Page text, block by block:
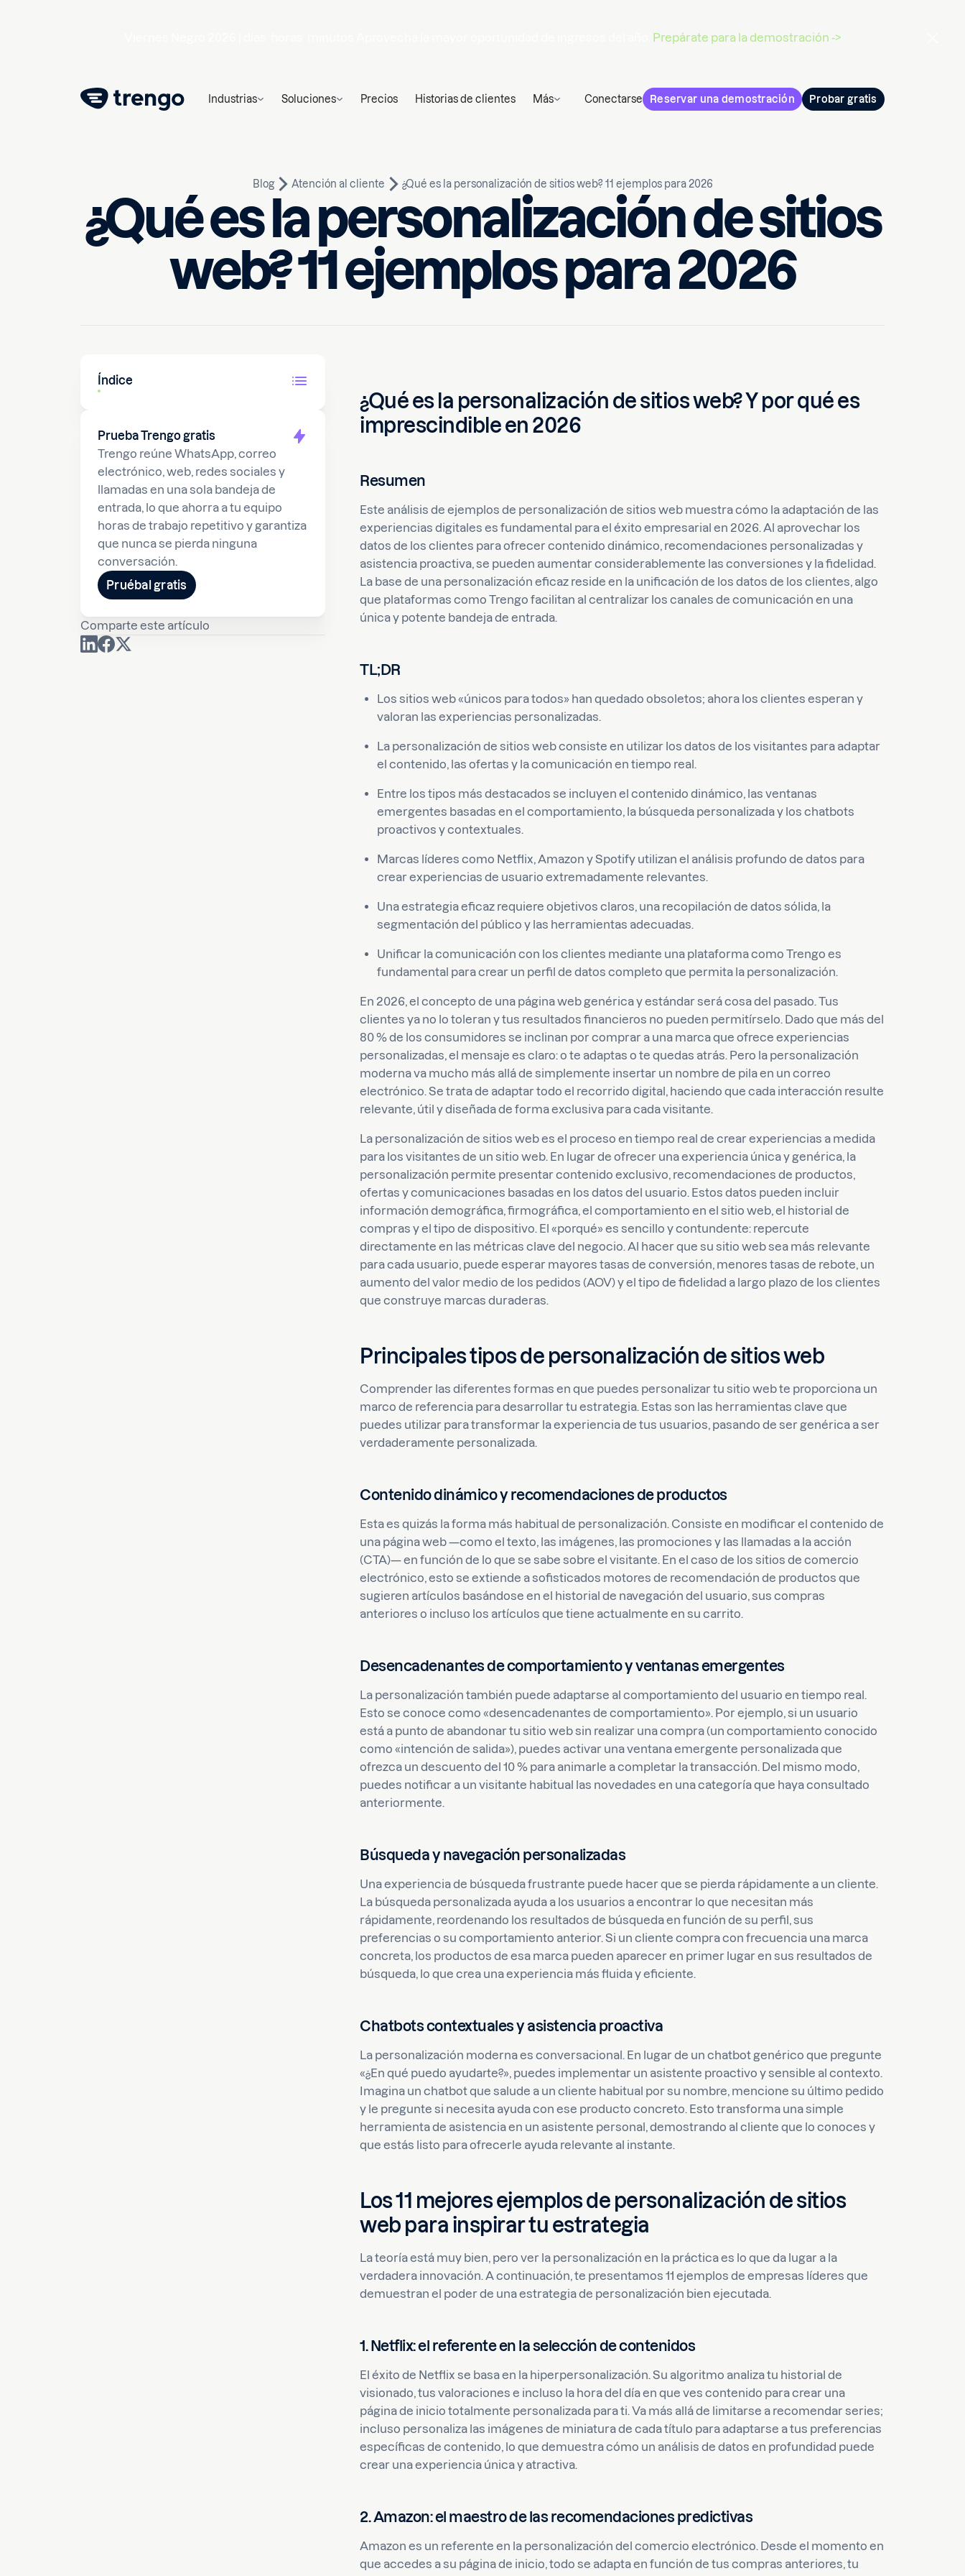
Prepárate para la demostración ->
Industrias Soluciones Precios Historias de clientes Más Conectarse Reservar una demostración Probar gratis
Blog Atención al cliente ¿Qué es la personalización de sitios web? 11 ejemplos para 2026
¿Qué es la personalización de sitios
web? 11 ejemplos para 2026
26 de mayo de 2026 10min de lectura
Escrito por
Melike
Índice
Prueba Trengo gratis
Trengo reúne WhatsApp, correo
electrónico, web, redes sociales y
llamadas en una sola bandeja de
entrada, lo que ahorra a tu equipo
horas de trabajo repetitivo y garantiza
que nunca se pierda ninguna
conversación.
Pruébal gratis
Comparte este artículo
¿Qué es la personalización de sitios web? Y por qué es
imprescindible en 2026
Resumen
Este análisis de ejemplos de personalización de sitios web muestra cómo la adaptación de las
experiencias digitales es fundamental para el éxito empresarial en 2026. Al aprovechar los
datos de los clientes para ofrecer contenido dinámico, recomendaciones personalizadas y
asistencia proactiva, se pueden aumentar considerablemente las conversiones y la fidelidad.
La base de una personalización eficaz reside en la unificación de los datos de los clientes, algo
que plataformas como Trengo facilitan al centralizar los canales de comunicación en una
única y potente bandeja de entrada.
TL;DR
Los sitios web «únicos para todos» han quedado obsoletos; ahora los clientes esperan y
valoran las experiencias personalizadas.
La personalización de sitios web consiste en utilizar los datos de los visitantes para adaptar
el contenido, las ofertas y la comunicación en tiempo real.
Entre los tipos más destacados se incluyen el contenido dinámico, las ventanas
emergentes basadas en el comportamiento, la búsqueda personalizada y los chatbots
proactivos y contextuales.
Marcas líderes como Netflix, Amazon y Spotify utilizan el análisis profundo de datos para
crear experiencias de usuario extremadamente relevantes.
Una estrategia eficaz requiere objetivos claros, una recopilación de datos sólida, la
segmentación del público y las herramientas adecuadas.
Unificar la comunicación con los clientes mediante una plataforma como Trengo es
fundamental para crear un perfil de datos completo que permita la personalización.
En 2026, el concepto de una página web genérica y estándar será cosa del pasado. Tus
clientes ya no lo toleran y tus resultados financieros no pueden permitírselo. Dado que más del
80 % de los consumidores se inclinan por comprar a una marca que ofrece experiencias
personalizadas, el mensaje es claro: o te adaptas o te quedas atrás. Pero la personalización
moderna va mucho más allá de simplemente insertar un nombre de pila en un correo
electrónico. Se trata de adaptar todo el recorrido digital, haciendo que cada interacción resulte
relevante, útil y diseñada de forma exclusiva para cada visitante.
La personalización de sitios web es el proceso en tiempo real de crear experiencias a medida
para los visitantes de un sitio web. En lugar de ofrecer una experiencia única y genérica, la
personalización permite presentar contenido exclusivo, recomendaciones de productos,
ofertas y comunicaciones basadas en los datos del usuario. Estos datos pueden incluir
información demográfica, firmográfica, el comportamiento en el sitio web, el historial de
compras y el tipo de dispositivo. El «porqué» es sencillo y contundente: repercute
directamente en las métricas clave del negocio. Al hacer que su sitio web sea más relevante
para cada usuario, puede esperar mayores tasas de conversión, menores tasas de rebote, un
aumento del valor medio de los pedidos (AOV) y el tipo de fidelidad a largo plazo de los clientes
que construye marcas duraderas.
Principales tipos de personalización de sitios web
Comprender las diferentes formas en que puedes personalizar tu sitio web te proporciona un
marco de referencia para desarrollar tu estrategia. Estas son las herramientas clave que
puedes utilizar para transformar la experiencia de tus usuarios, pasando de ser genérica a ser
verdaderamente personalizada.
Contenido dinámico y recomendaciones de productos
Esta es quizás la forma más habitual de personalización. Consiste en modificar el contenido de
una página web —como el texto, las imágenes, las promociones y las llamadas a la acción
(CTA)— en función de lo que se sabe sobre el visitante. En el caso de los sitios de comercio
electrónico, esto se extiende a sofisticados motores de recomendación de productos que
sugieren artículos basándose en el historial de navegación del usuario, sus compras
anteriores o incluso los artículos que tiene actualmente en su carrito.
Desencadenantes de comportamiento y ventanas emergentes
La personalización también puede adaptarse al comportamiento del usuario en tiempo real.
Esto se conoce como «desencadenantes de comportamiento». Por ejemplo, si un usuario
está a punto de abandonar tu sitio web sin realizar una compra (un comportamiento conocido
como «intención de salida»), puedes activar una ventana emergente personalizada que
ofrezca un descuento del 10 % para animarle a completar la transacción. Del mismo modo,
puedes notificar a un visitante habitual las novedades en una categoría que haya consultado
anteriormente.
Búsqueda y navegación personalizadas
Una experiencia de búsqueda frustrante puede hacer que se pierda rápidamente a un cliente.
La búsqueda personalizada ayuda a los usuarios a encontrar lo que necesitan más
rápidamente, reordenando los resultados de búsqueda en función de su perfil, sus
preferencias o su comportamiento anterior. Si un cliente compra con frecuencia una marca
concreta, los productos de esa marca pueden aparecer en primer lugar en sus resultados de
búsqueda, lo que crea una experiencia más fluida y eficiente.
Chatbots contextuales y asistencia proactiva
La personalización moderna es conversacional. En lugar de un chatbot genérico que pregunte
«¿En qué puedo ayudarte?», puedes implementar un asistente proactivo y sensible al contexto.
Imagina un chatbot que salude a un cliente habitual por su nombre, mencione su último pedido
y le pregunte si necesita ayuda con ese producto concreto. Esto transforma una simple
herramienta de asistencia en un asistente personal, demostrando al cliente que lo conoces y
que estás listo para ofrecerle ayuda relevante al instante.
Los 11 mejores ejemplos de personalización de sitios
web para inspirar tu estrategia
La teoría está muy bien, pero ver la personalización en la práctica es lo que da lugar a la
verdadera innovación. A continuación, te presentamos 11 ejemplos de empresas líderes que
demuestran el poder de una estrategia de personalización bien ejecutada.
1. Netflix: el referente en la selección de contenidos
El éxito de Netflix se basa en la hiperpersonalización. Su algoritmo analiza tu historial de
visionado, tus valoraciones e incluso la hora del día en que ves contenido para crear una
página de inicio totalmente personalizada para ti. Va más allá de limitarse a recomendar series;
incluso personaliza las imágenes de miniatura de cada título para adaptarse a tus preferencias
específicas de contenido, lo que demuestra cómo un análisis de datos en profundidad puede
crear una experiencia única y atractiva.
2. Amazon: el maestro de las recomendaciones predictivas
Amazon es un referente en la personalización del comercio electrónico. Desde el momento en
que accedes a su página de inicio, todo se adapta en función de tus compras anteriores, tu